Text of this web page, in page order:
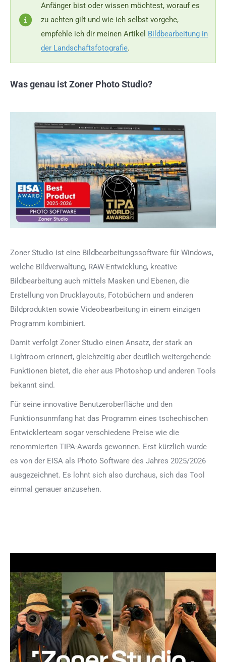
Anfänger bist oder wissen möchtest, worauf es
zu achten gilt und wie ich selbst vorgehe,
empfehle ich dir meinen Artikel Bildbearbeitung in
der Landschaftsfotografie.
Was genau ist Zoner Photo Studio?
Zoner Studio ist eine Bildbearbeitungssoftware für Windows,
welche Bildverwaltung, RAW-Entwicklung, kreative
Bildbearbeitung auch mittels Masken und Ebenen, die
Erstellung von Drucklayouts, Fotobüchern und anderen
Bildprodukten sowie Videobearbeitung in einem einzigen
Programm kombiniert.
Damit verfolgt Zoner Studio einen Ansatz, der stark an
Lightroom erinnert, gleichzeitig aber deutlich weitergehende
Funktionen bietet, die eher aus Photoshop und anderen Tools
bekannt sind.
Für seine innovative Benutzeroberfläche und den
Funktionsunmfang hat das Programm eines tschechischen
Entwicklerteam sogar verschiedene Preise wie die
renommierten TIPA-Awards gewonnen. Erst kürzlich wurde
es von der EISA als Photo Software des Jahres 2025/2026
ausgezeichnet. Es lohnt sich also durchaus, sich das Tool
einmal genauer anzusehen.